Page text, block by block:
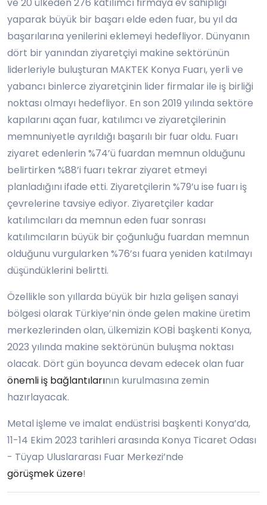
yaparak büyük bir başarı elde eden fuar, bu yıl da
başarılarına yenilerini eklemeyi hedefliyor. Dünyanın
dört bir yanından ziyaretçiyi makine sektörünün
liderleriyle buluşturan MAKTEK Konya Fuarı, yerli ve
yabancı binlerce ziyaretçinin lider firmalar ile iş birliği
noktası olmayı hedefliyor. En son 2019 yılında sektöre
kapılarını açan fuar, katılımcı ve ziyaretçilerinin
memnuniyetle ayrıldığı başarılı bir fuar oldu. Fuarı
ziyaret edenlerin %74’ü fuardan memnun olduğunu
belirtirken %88’i fuarı tekrar ziyaret etmeyi
planladığını ifade etti. Ziyaretçilerin %79’u ise fuarı iş
çevrelerine tavsiye ediyor. Ziyaretçiler kadar
katılımcıları da memnun eden fuar sonrası
katılımcıların büyük bir çoğunluğu fuardan memnun
olduğunu vurgularken %76’sı fuara yeniden katılmayı
düşündüklerini belirtti.
Özellikle son yıllarda büyük bir hızla gelişen sanayi
bölgesi olarak Türkiye’nin önde gelen makine üretim
merkezlerinden olan, ülkemizin KOBİ başkenti Konya,
2023 yılında makine sektörünün buluşma noktası
olacak. Dört gün boyunca devam edecek olan fuar
önemli iş bağlantılarının kurulmasına zemin
hazırlayacak.
Metal işleme ve imalat endüstrisi başkenti Konya’da,
11-14 Ekim 2023 tarihleri arasında Konya Ticaret Odası
- Tüyap Uluslararası Fuar Merkezi’nde
görüşmek üzere!